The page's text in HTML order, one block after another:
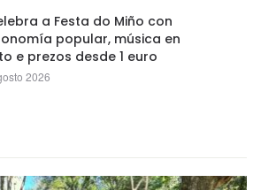
a Festa do Miño con
popular, música en
e prezos desde 1 euro
2026